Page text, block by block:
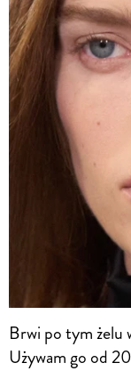
Brwi po tym żelu
Używam go od